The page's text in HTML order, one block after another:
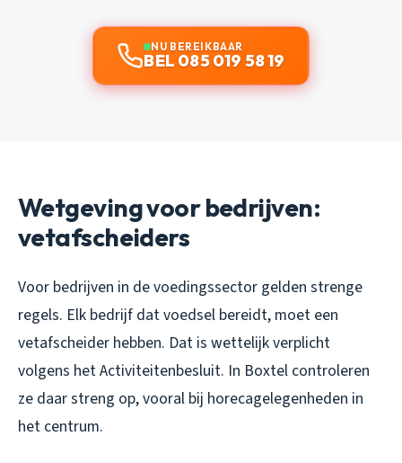
NU BEREIKBAAR
BEL 085 019 58 19
Wetgeving voor bedrijven:
vetafscheiders
Voor bedrijven in de voedingssector gelden strenge
regels. Elk bedrijf dat voedsel bereidt, moet een
vetafscheider hebben. Dat is wettelijk verplicht
volgens het Activiteitenbesluit. In Boxtel controleren
ze daar streng op, vooral bij horecagelegenheden in
het centrum.